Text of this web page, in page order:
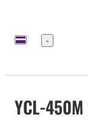
Меню
YCL-450M